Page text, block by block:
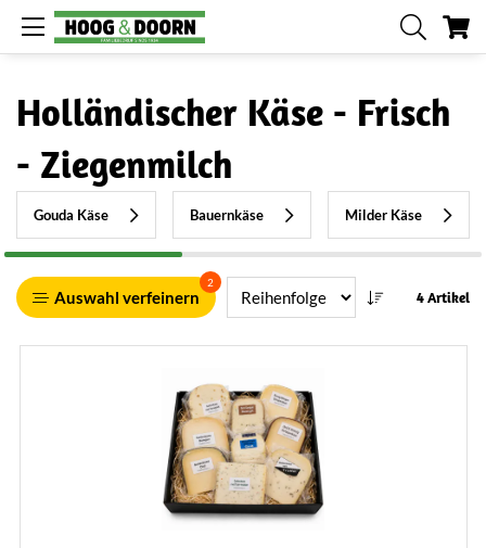
Holländischer Käse - Frisch
- Ziegenmilch
Gouda Käse Bauernkäse Milder Käse
Auswahl verfeinern
2
4 Artikel